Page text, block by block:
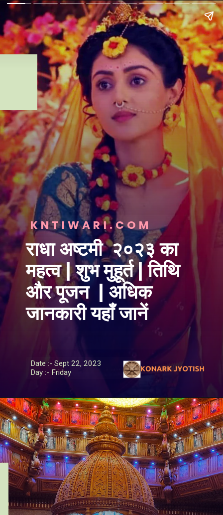
राधा अष्टमी २०२३ का
महत्व | शुभ मुहूर्त | तिथि
और पूजन | अधिक
जानकारी यहाँ जानें
Date :- Sept 22, 2023
Day :- Friday
KNTIWARI.COM